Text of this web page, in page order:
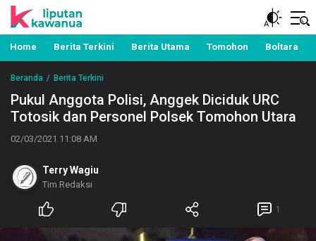
Liputan Kawanua
Berita Manado, Sulawesi Utara, Kawanua, Politik,
Pemerintahan, Hukum Kriminal dan Nasional
Home Berita Terkini Berita Utama Tomohon Boltara
Beranda Berita Terkini
Pukul Anggota Polisi, Anggek Diciduk URC
Totosik dan Personel Polsek Tomohon Utara
02/03/2021 11:08 AM
Terry Wagiu
Tim Redaksi
1